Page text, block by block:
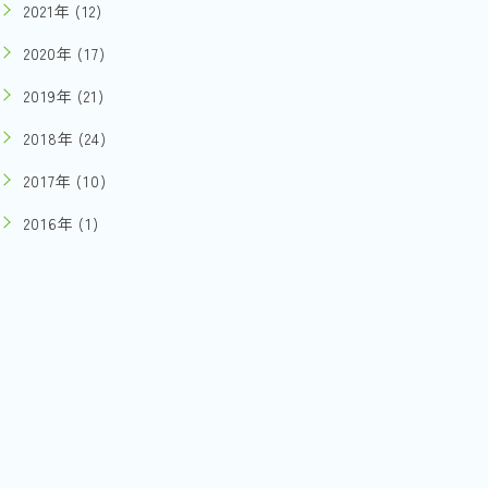
2021年 (12)
2020年 (17)
2019年 (21)
2018年 (24)
2017年 (10)
2016年 (1)